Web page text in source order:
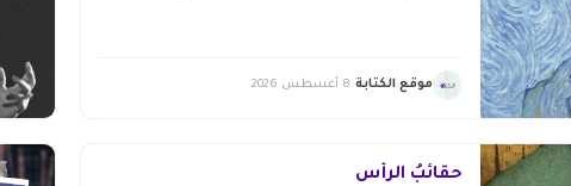
موقع الكتابة 8 أغسطس 2026
حقائبُ الرأس